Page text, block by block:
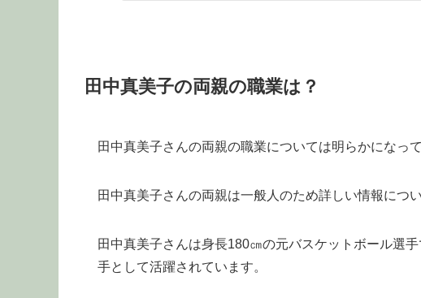
田中真美子の両親の職業は？
田中真美子さんの両親の職業については明らかになって
田中真美子さんの両親は一般人のため詳しい情報につ
田中真美子さんは身長180㎝の元バスケットボール選
手として活躍されています。